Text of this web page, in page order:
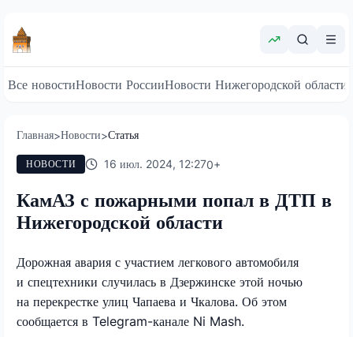
Все новостиНовости РоссииНовости Нижегородской области
Главная>Новости>Статья
НОВОСТИ 16 июл. 2024, 12:270+
КамАЗ с пожарными попал в ДТП в
Нижегородской области
Дорожная авария с участием легкового автомобиля
и спецтехники случилась в Дзержинске этой ночью
на перекрестке улиц Чапаева и Чкалова. Об этом
сообщается в Telegram-канале Ni Mash.